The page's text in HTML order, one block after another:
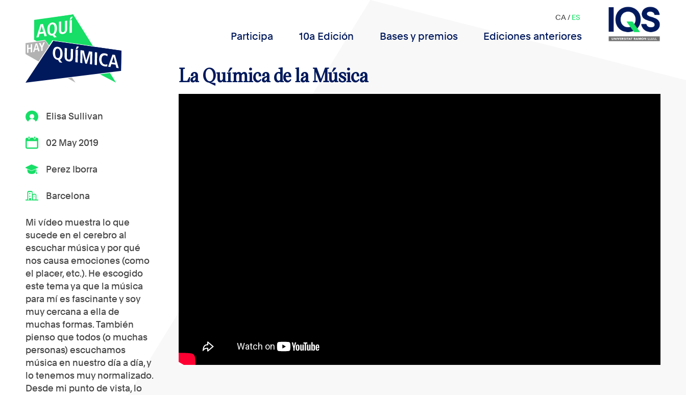
Participa 10a Edición Bases y premios Ediciones anteriores
CA/ ES
Elisa Sullivan
02 May 2019
Perez Iborra
Barcelona
Mi vídeo muestra lo que
sucede en el cerebro al
escuchar música y por qué
nos causa emociones (como
el placer, etc.). He escogido
este tema ya que la música
para mí es fascinante y soy
muy cercana a ella de
muchas formas. También
pienso que todos (o muchas
personas) escuchamos
música en nuestro día a día, y
lo tenemos muy normalizado.
Desde mi punto de vista, lo
La Química de la Música